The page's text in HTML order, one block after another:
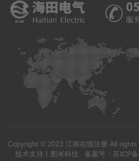
Copyright © 2023 江南在线注册 All rights
技术支持丨
图米科技 备案号： 苏ICP